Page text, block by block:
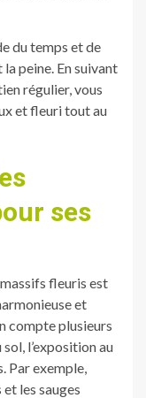
du temps et de
peine. En suivant
régulier, vous
et fleuri tout au
ses
fleuris est
et
compte plusieurs
l’exposition au
Par exemple,
les sauges